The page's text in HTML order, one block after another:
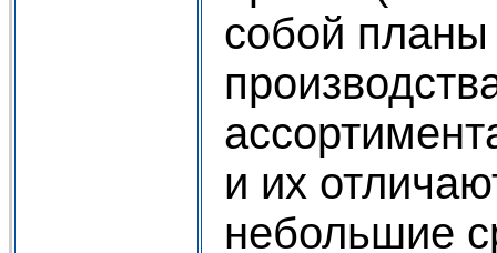
собой
и их
небольшие